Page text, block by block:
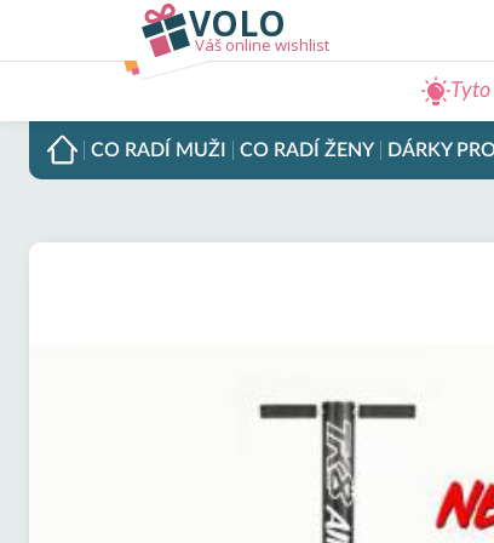
VOLO
Váš online wishlist
CO RADÍ MUŽI CO RADÍ ŽENY DÁRKY